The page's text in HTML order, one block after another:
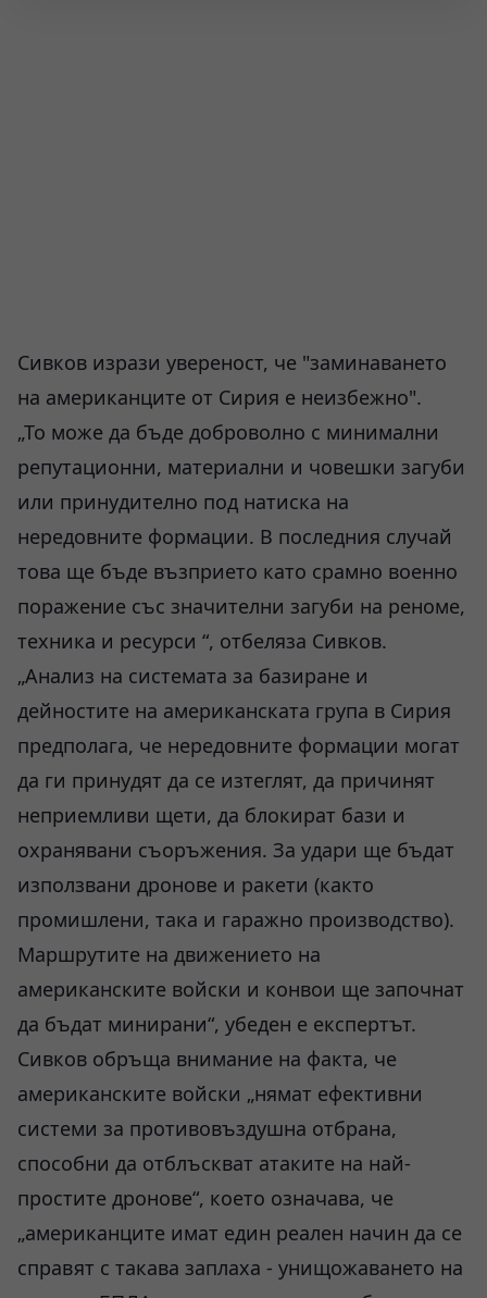
Сивков изрази увереност, че "заминаването
на американците от Сирия е неизбежно".
„То може да бъде доброволно с минимални
репутационни, материални и човешки загуби
или принудително под натиска на
нередовните формации. В последния случай
това ще бъде възприето като срамно военно
поражение със значителни загуби на реноме,
техника и ресурси “, отбеляза Сивков.
„Анализ на системата за базиране и
дейностите на американската група в Сирия
предполага, че нередовните формации могат
да ги принудят да се изтеглят, да причинят
неприемливи щети, да блокират бази и
охранявани съоръжения. За удари ще бъдат
използвани дронове и ракети (както
промишлени, така и гаражно производство).
Маршрутите на движението на
американските войски и конвои ще започнат
да бъдат минирани“, убеден е експертът.
Сивков обръща внимание на факта, че
американските войски „нямат ефективни
системи за противовъздушна отбрана,
способни да отблъскват атаките на най-
простите дронове“, което означава, че
„американците имат един реален начин да се
справят с такава заплаха - унищожаването на